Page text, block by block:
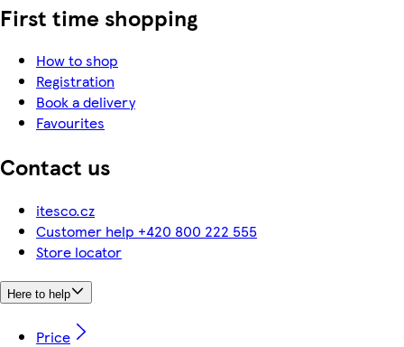
First time shopping
How to shop
Registration
Book a delivery
Favourites
Contact us
itesco.cz
Customer help +420 800 222 555
Store locator
Here to help
Price